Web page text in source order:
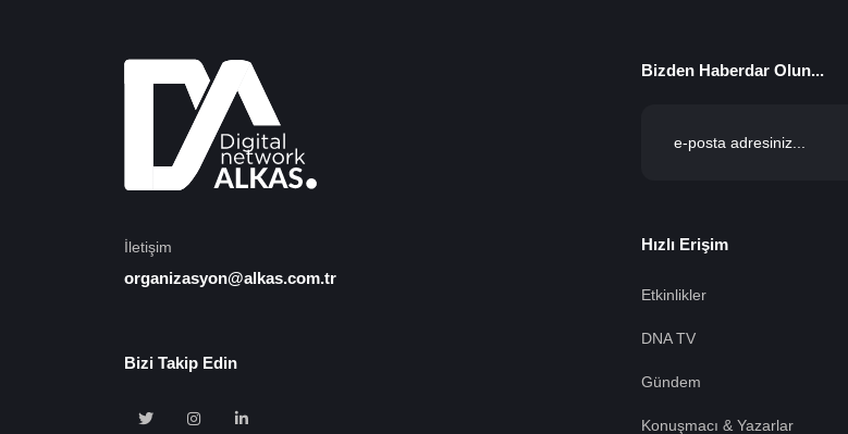
İletişim
organizasyon@alkas.com.tr
Bizi Takip Edin
Bizden Haberdar Olun...
Hızlı Erişim
Etkinlikler
DNA TV
Gündem
Konuşmacı & Yazarlar